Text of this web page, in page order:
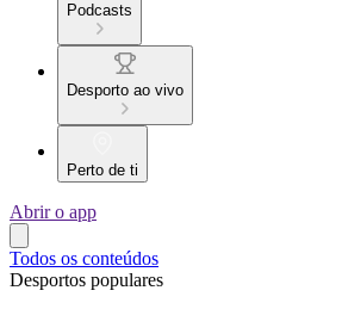
Podcasts
Desporto ao vivo
Perto de ti
Abrir o app
Todos os conteúdos
Desportos populares